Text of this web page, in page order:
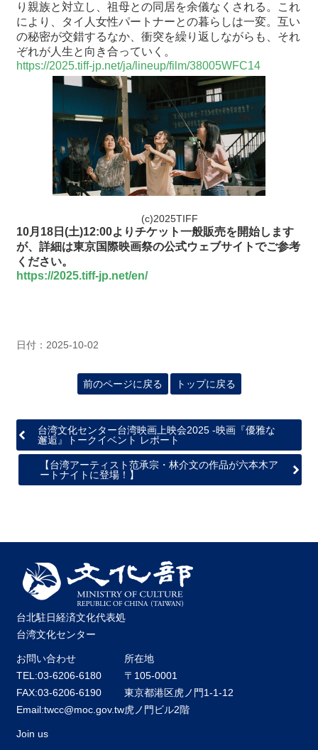
り親族と対立し、祖母との同居を余儀なくされる。これ
により、タイ人女性パートナーとの暮らしは一変。互い
の秘密が交錯するなか、衝突を繰り返しながらも、それ
ぞれが人生と向き合っていく。
https://2025.tiff-jp.net/ja/lineup/film/38005WFC14
(c)2025TIFF
10月18日(土)12:00よりチケット一般販売を開始します
が、詳細は東京国際映画祭の公式ウェブサイトでご参考
ください。
https://2025.tiff-jp.net/en/
日付：2025-10-02
前のページに戻る トップに戻る
台湾文化センター台湾映画上映会2025 -映画『優雅な
邂逅』トークイベント レポート
【台湾アーティスト范承宗・林介文の作品が六本木ア
ートナイトに登場！】
台北駐日経済文化代表処
台湾文化センター
お問い合わせ
TEL:03-6206-6180
FAX:03-6206-6190
Email:twcc@moc.gov.tw
所在地
〒105-0001
東京都港区虎ノ門1-1-12
虎ノ門ビル2階
Join us